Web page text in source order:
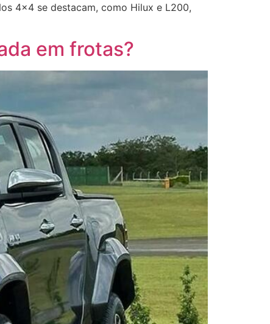
4×4 se destacam, como Hilux e L200,
em frotas?